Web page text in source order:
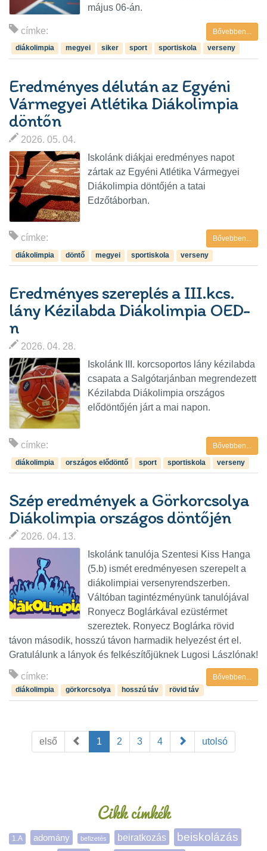
május 06-án.
címke:
Bővebben...
diákolimpia
megyei siker sport sportiskola verseny
Eredményes délután az Egyéni
Vármegyei Atlétika Diákolimpia
döntőn
2026. 05. 04.
Iskolánk diákjai eredményes napot
zártak az Egyéni Atlétika Vármegyei
Diákolimpia döntőjén a tatai
Edzőtáborban.
címke:
Bővebben...
diákolimpia
döntő megyei sportiskola verseny
Eredményes szereplés a III.kcs.
lány Kézilabda Diákolimpia OED-
n
2026. 04. 28.
Iskolánk III. korcsoportos lány kézilabda
csapata a Salgótarjánban megrendezett
Kézilabda Diákolimpia országos
elődöntőjén járt a mai napon.
címke:
Bővebben...
diákolimpia
országos elődöntő sport sportiskola verseny
Szép eredmények a Görkorcsolya
Diákolimpia országos döntőjén
2026. 04. 13.
Iskolánk tanulója Szentesi Kiss Hanga
(5.b) ismét eredményesen szerepelt a
diákolimpiai versenyrendszerben.
Váltóban tagintézményünk tanulójával
Ronyecz Boglárkával ezüstérmet
szereztek. Ronyecz Boglárka rövid
távon második, hosszú távon harmadik helyezést ért el.
Gratulálunk a lányok és felkészítőjüknek Lugosi Lászlónak!
címke:
Bővebben...
diákolimpia
görkorcsolya hosszú táv rövid táv
első 1 2 3 4 utolsó
Cikk címkék
1.A adomány befizetés beiratkozás beiskolázás